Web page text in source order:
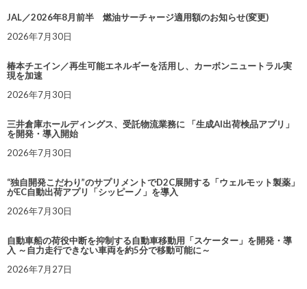
JAL／2026年8月前半 燃油サーチャージ適用額のお知らせ(変更)
2026年7月30日
椿本チエイン／再生可能エネルギーを活用し、カーボンニュートラル実
現を加速
2026年7月30日
三井倉庫ホールディングス、受託物流業務に 「生成AI出荷検品アプリ」
を開発・導入開始
2026年7月30日
“独自開発こだわり”のサプリメントでD2C展開する「ウェルモット製薬」
がEC自動出荷アプリ「シッピーノ」を導入
2026年7月30日
自動車船の荷役中断を抑制する自動車移動用「スケーター」を開発・導
入 ～自力走行できない車両を約5分で移動可能に～
2026年7月27日